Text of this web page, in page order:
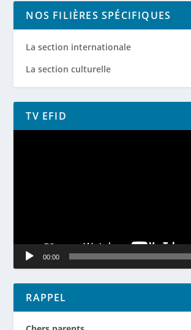
NOS FILIÈRES SPÉCIFIQUES
La section internationale
La section culturelle
TV EFID
Lecteur
00:00
RAPPEL